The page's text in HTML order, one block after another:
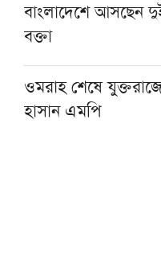
বাংলাদেশে আসছেন
বক্তা
ওমরাহ শেষে
হাসান এমপি